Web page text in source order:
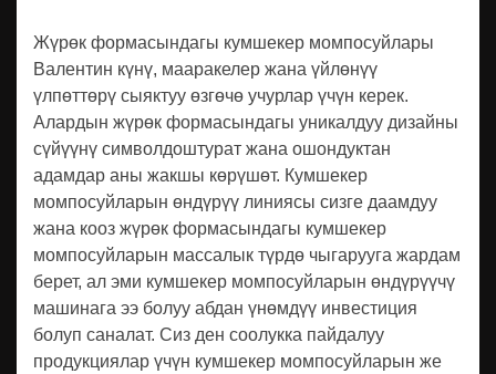
Жүрөк формасындагы кумшекер момпосуйлары
Валентин күнү, мааракелер жана үйлөнүү
үлпөттөрү сыяктуу өзгөчө учурлар үчүн керек.
Алардын жүрөк формасындагы уникалдуу дизайны
сүйүүнү символдоштурат жана ошондуктан
адамдар аны жакшы көрүшөт. Кумшекер
момпосуйларын өндүрүү линиясы сизге даамдуу
жана кооз жүрөк формасындагы кумшекер
момпосуйларын массалык түрдө чыгарууга жардам
берет, ал эми кумшекер момпосуйларын өндүрүүчү
машинага ээ болуу абдан үнөмдүү инвестиция
болуп саналат. Сиз ден соолукка пайдалуу
продукциялар үчүн кумшекер момпосуйларын же